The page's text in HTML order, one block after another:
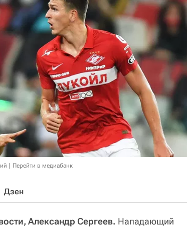
Перейти в медиабанк
Дзен
Александр Сергеев. Нападающий